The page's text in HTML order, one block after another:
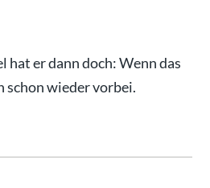
hat er dann doch: Wenn das
schon wieder vorbei.